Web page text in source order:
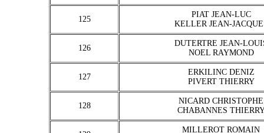
125
PIAT JEAN-LUC
KELLER JEAN-
126
DUTERTRE JEAN-
NOEL RAYMOND
127
ERKILINC DENIZ
PIVERT THIERRY
128
NICARD CHRISTOPHE
CHABANNES
MILLEROT ROMAIN